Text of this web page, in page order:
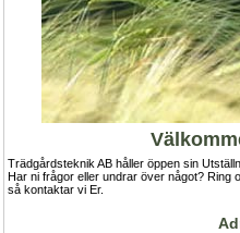
Trädgårdsteknik AB håller öppen sin
Har ni frågor eller undrar över något? Ring
så kontaktar vi Er.